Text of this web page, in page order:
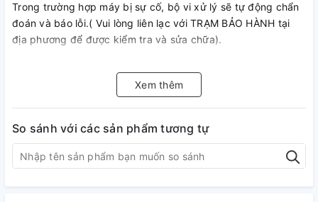
Trong trường hợp máy bị sự cố, bộ vi xử lý sẽ tự động chẩn
đoán và báo lỗi.( Vui lòng liên lạc với TRẠM BẢO HÀNH tại
địa phương để được kiểm tra và sửa chữa).
DC PAM Inverter
Công nghệ biến tần DC PAM có thể điều khiển được điện áp
và tần số hoạt động của máy, làm giảm sự tiêu thụ điện
năng tối đa, tăng hiệu suất làm lạnh nhanh và mạnh nhất.
Sau khi đạt đến nhiệt độ cài đặt, bộ biến tần sẽ điều chỉnh
công suất của động cơ máy nén hoạt động ở tốc độ thấp để
Xem thêm
So sánh với các sản phẩm tương tự